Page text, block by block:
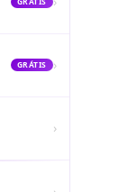
GRÁTIS ›
›